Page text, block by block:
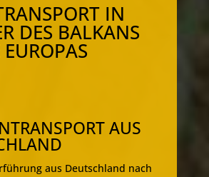
IN
DES BALKANS
AUS
aus Deutschland nach